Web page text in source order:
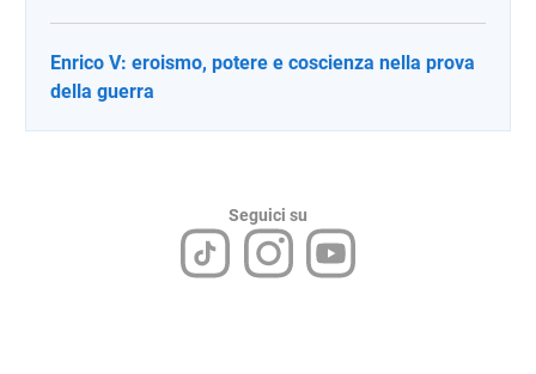
Enrico V: eroismo, potere e coscienza nella prova
della guerra
Seguici su